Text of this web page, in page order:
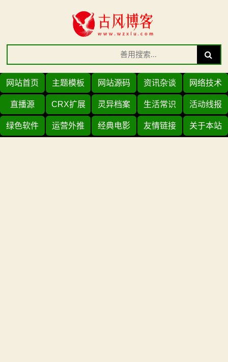
Search
for:
Search
网站首页 主题模板 网站源码 资讯杂谈 网络技术
直播源 CRX扩展 灵异档案 生活常识 活动线报
绿色软件 运营外推 经典电影 友情链接 关于本站